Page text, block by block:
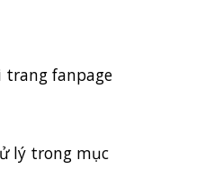
trang fanpage
lý trong mục